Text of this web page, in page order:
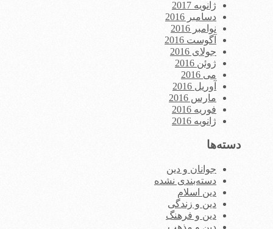
ژانویه 2017
دسامبر 2016
نوامبر 2016
آگوست 2016
جولای 2016
ژوئن 2016
می 2016
آوریل 2016
مارس 2016
فوریه 2016
ژانویه 2016
دسته‌ها
جوانان و دین
دسته‌بندی نشده
دین اسلام
دین و زندگی
دین و فرهنگ
دین و مذهب